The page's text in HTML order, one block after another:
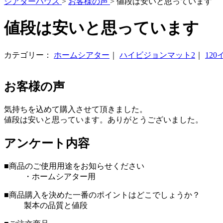
値段は安いと思っています
カテゴリー： ホームシアター ハイビジョンマット2 120
お客様の声
気持ちを込めて購入させて頂きました。
値段は安いと思っています。ありがとうございました。
アンケート内容
■商品のご使用用途をお知らせください
・ホームシアター用
■商品購入を決めた一番のポイントはどこでしょうか？
製本の品質と値段